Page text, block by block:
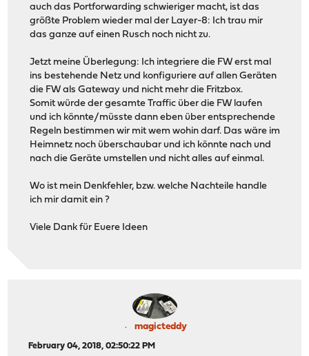
auch das Portforwarding schwieriger macht, ist das
größte Problem wieder mal der Layer-8: Ich trau mir
das ganze auf einen Rusch noch nicht zu.
Jetzt meine Überlegung: Ich integriere die FW erst mal
ins bestehende Netz und konfiguriere auf allen Geräten
die FW als Gateway und nicht mehr die Fritzbox.
Somit würde der gesamte Traffic über die FW laufen
und ich könnte/müsste dann eben über entsprechende
Regeln bestimmen wir mit wem wohin darf. Das wäre im
Heimnetz noch überschaubar und ich könnte nach und
nach die Geräte umstellen und nicht alles auf einmal.
Wo ist mein Denkfehler, bzw. welche Nachteile handle
ich mir damit ein ?
Viele Dank für Euere Ideen
magicteddy
February 04, 2018, 02:50:22 PM